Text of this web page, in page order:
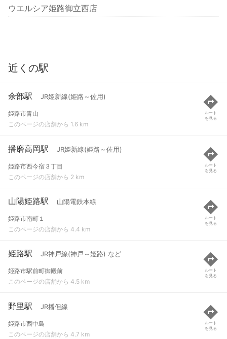
ウエルシア姫路御立西店
近くの駅
余部駅 JR姫新線(姫路～佐用)
姫路市青山
このページの店舗から 1.6 km
ルート
を見る
播磨高岡駅 JR姫新線(姫路～佐用)
姫路市西今宿３丁目
このページの店舗から 2 km
ルート
を見る
山陽姫路駅 山陽電鉄本線
姫路市南町１
このページの店舗から 4.4 km
ルート
を見る
姫路駅 JR神戸線(神戸～姫路) など
姫路市駅前町御殿前
このページの店舗から 4.5 km
ルート
を見る
野里駅 JR播但線
姫路市西中島
このページの店舗から 4.7 km
ルート
を見る